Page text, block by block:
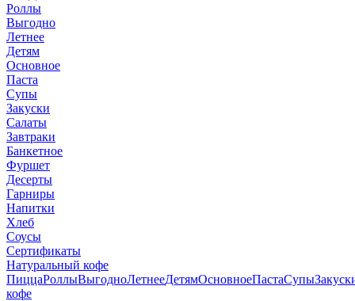
Роллы
Выгодно
Летнее
Детям
Основное
Паста
Супы
Закуски
Салаты
Завтраки
Банкетное
Фуршет
Десерты
Гарниры
Напитки
Хлеб
Соусы
Сертификаты
Натуральный кофе
ПиццаРоллыВыгодноЛетнееДетямОсновноеПастаСупы
кофе